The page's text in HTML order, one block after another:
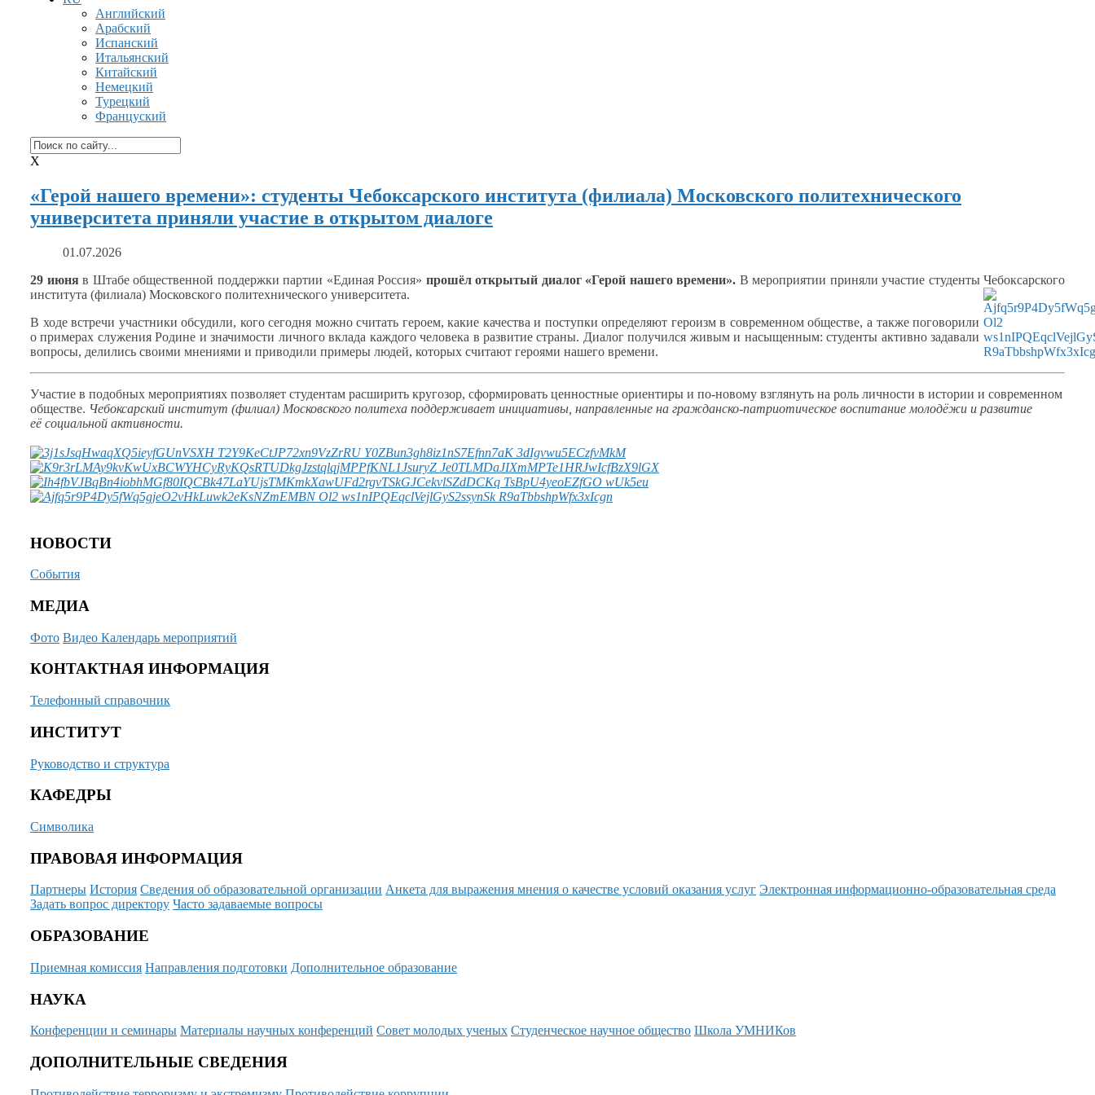
Английский
Арабский
Испанский
Итальянский
Китайский
Немецкий
Турецкий
Француский
X
«Герой нашего времени»: студенты Чебоксарского института (филиала) Московского политехнического
университета приняли участие в открытом диалоге
01.07.2026
29 июня в Штабеобщественной поддержки партии «Единая Россия» прошёл открытый диалог «Герой нашего времени». В мероприятии приняли участие студенты Чебоксарского
института (филиала) Московского политехнического университета.
В ходе встречи участники обсудили, кого сегодня можно считать героем, какие качестваи поступки определяют героизмв современномобществе, а такжепоговорили
о примерах служения Родине и значимости личного вклада каждого человека в развитиестраны. Диалог получился живыми насыщенным: студенты активно задавали
вопросы, делились своими мнениями и приводили примеры людей, которых считают героями нашего времени.
Участие в подобных мероприятиях позволяет студентам расширить кругозор, сформировать ценностные ориентиры и по-новому взглянуть на роль личности в истории и современном
обществе. Чебоксарский институт (филиал) Московского политеха поддерживает инициативы, направленные на гражданско-патриотическое воспитание молодёжи и развитие
её социальной активности.
НОВОСТИ
События
МЕДИА
Фото Видео Календарь мероприятий
КОНТАКТНАЯ ИНФОРМАЦИЯ
Телефонный справочник
ИНСТИТУТ
Руководство и структура
КАФЕДРЫ
Символика
ПРАВОВАЯ ИНФОРМАЦИЯ
Партнеры История Сведения об образовательной организации Анкета для выражения мнения о качестве условий оказания услуг Электронная информационно-образовательная среда
Задать вопрос директору Часто задаваемые вопросы
ОБРАЗОВАНИЕ
Приемная комиссия Направления подготовки Дополнительное образование
НАУКА
Конференции и семинары Материалы научных конференций Совет молодых ученых Студенческое научное общество Школа УМНИКов
ДОПОЛНИТЕЛЬНЫЕ СВЕДЕНИЯ